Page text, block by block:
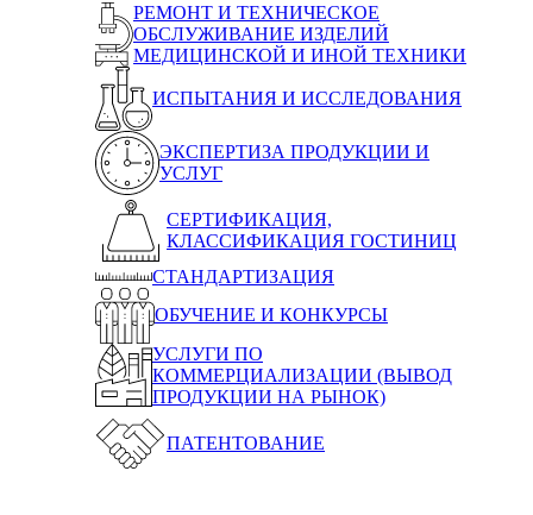
РЕМОНТ И ТЕХНИЧЕСКОЕ
ОБСЛУЖИВАНИЕ ИЗДЕЛИЙ
МЕДИЦИНСКОЙ И ИНОЙ ТЕХНИКИ
ИСПЫТАНИЯ И ИССЛЕДОВАНИЯ
ЭКСПЕРТИЗА ПРОДУКЦИИ И
УСЛУГ
СЕРТИФИКАЦИЯ,
КЛАССИФИКАЦИЯ ГОСТИНИЦ
СТАНДАРТИЗАЦИЯ
ОБУЧЕНИЕ И КОНКУРСЫ
УСЛУГИ ПО
КОММЕРЦИАЛИЗАЦИИ (ВЫВОД
ПРОДУКЦИИ НА РЫНОК)
ПАТЕНТОВАНИЕ